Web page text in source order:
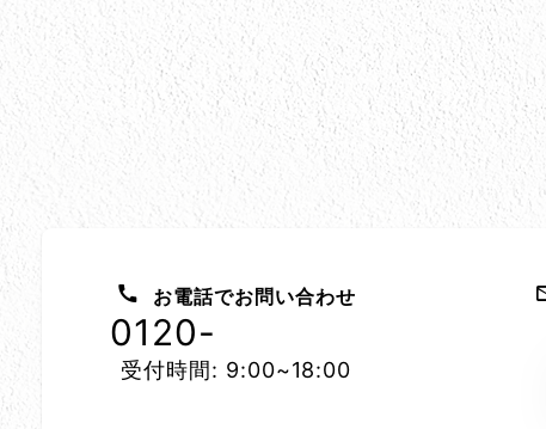
お電話でお問い合わせ
0120-
受付時間: 9:00~18:00